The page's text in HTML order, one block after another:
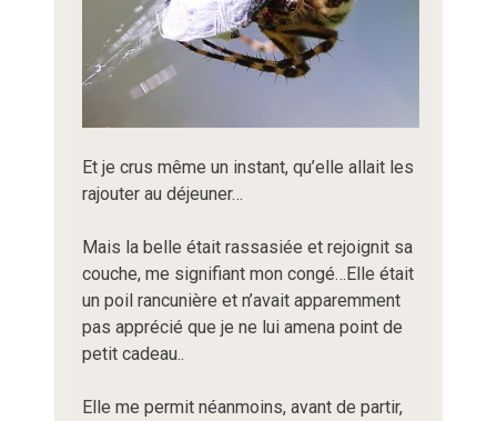
Et je crus même un instant, qu’elle allait les
rajouter au déjeuner…
Mais la belle était rassasiée et rejoignit sa
couche, me signifiant mon congé…Elle était
un poil rancunière et n’avait apparemment
pas apprécié que je ne lui amena point de
petit cadeau..
Elle me permit néanmoins, avant de partir,